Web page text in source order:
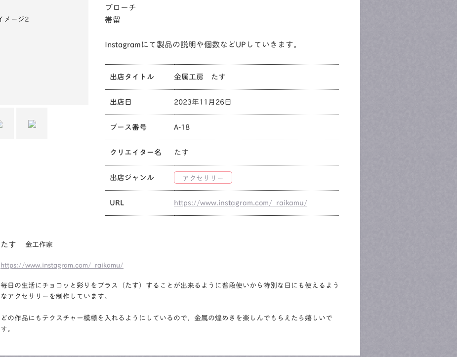
ブローチ
帯留
Instagramにて製品の説明や個数などUPしていきます。
出店タイトル 金属工房 たす
出店日 2023年11月26日
ブース番号 A-18
クリエイター名 たす
出店ジャンル アクセサリー
URL https://www.instagram.com/_raikamu/
たす 金工作家
https://www.instagram.com/_raikamu/
毎日の生活にチョコッと彩りをプラス（たす）することが出来るように普段使いから特別な日にも使えるよう
なアクセサリーを制作しています。
どの作品にもテクスチャー模様を入れるようにしているので、金属の煌めきを楽しんでもらえたら嬉しいで
す。